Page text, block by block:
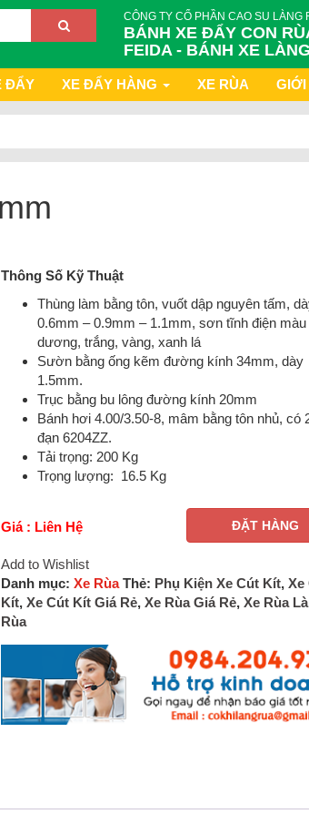
CÔNG TY CỔ PHẦN CAO SU LÀNG
BÁNH XE ĐẨY CON
FEIDA - BÁNH XE
ĐẨY XE ĐẨY HÀNG XE RÙA GIỚI
Thông Số Kỹ Thuật
Thùng làm bằng tôn, vuốt dập nguyên tấm,
0.6mm – 0.9mm – 1.1mm, sơn tĩnh điện màu
dương, trắng, vàng, xanh lá
Sườn bằng ống kẽm đường kính 34mm, dày
1.5mm.
Trục bằng bu lông đường kính 20mm
Bánh hơi 4.00/3.50-8, mâm bằng tôn nhủ, có
đạn 6204ZZ.
Tải trọng: 200 Kg
Trọng lượng: 16.5 Kg
Giá : Liên Hệ ĐẶT HÀNG
Add to Wishlist
Danh mục:Xe Rùa Thẻ: Phụ Kiện Xe Cút Kít,Xe
Kít,Xe Cút Kít Giá Rẻ,Xe Rùa Giá Rẻ,Xe Rùa
Rùa